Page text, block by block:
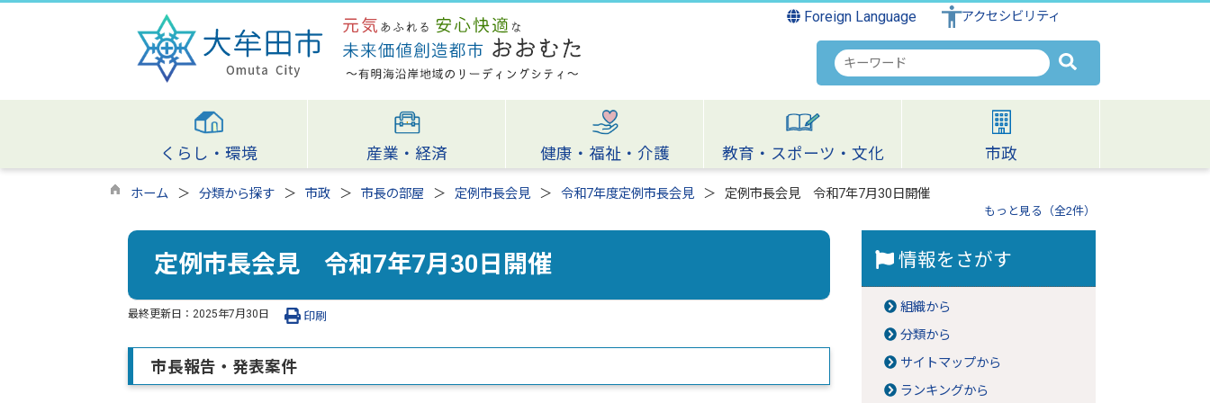
Foreign Language アクセシビリティ
検
索
キ
ワ
ー
ド
くらし・環境 産業・経済 健康・福祉・介護 教育・スポーツ・文化 市政
ホーム 分類から探す 市政 市長の部屋 定例市長会見 令和7年度定例市長会見 定例市長会見 令和7年7月30日開催
もっと見る（全2件）
定例市長会見 令和7年7月30日開催
最終更新日： 2025年7月30日 印刷
市長報告・発表案件
情報をさがす
組織から
分類から
サイトマップから
ランキングから